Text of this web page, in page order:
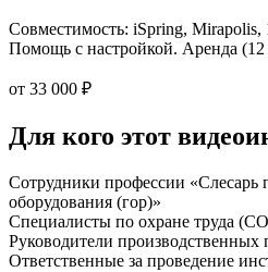
Совместимость: iSpring,
Помощь с настройкой. Аренда
от 33 000 ₽
Для кого этот
Сотрудники профессии
оборудования (гор)»
Специалисты по охране труда
Руководители производственных
Ответственные за проведение